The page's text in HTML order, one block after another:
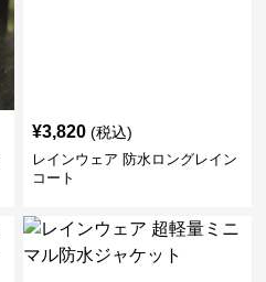
¥3,820 (税込)
レインウェア 防水ロングレイン
コート